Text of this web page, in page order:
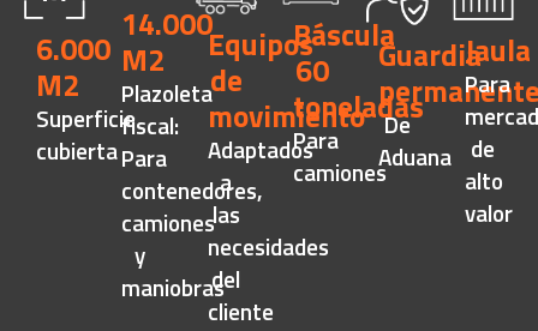
6.000
M2
Superficie
cubierta
14.000
M2
Plazoleta
fiscal:
Para
contenedores,
camiones
y
maniobras
Equipos
de
movimiento
Adaptados
a
las
necesidades
del
cliente
Báscula
60
toneladas
Para
camiones
Guardia
De
Aduana
Jaula
Para
de
alto
valor